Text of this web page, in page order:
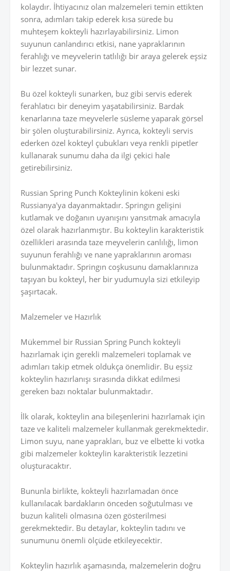
kolaydır. İhtiyacınız olan malzemeleri temin ettikten
sonra, adımları takip ederek kısa sürede bu
muhteşem kokteyli hazırlayabilirsiniz. Limon
suyunun canlandırıcı etkisi, nane yapraklarının
ferahlığı ve meyvelerin tatlılığı bir araya gelerek eşsiz
bir lezzet sunar.
Bu özel kokteyli sunarken, buz gibi servis ederek
ferahlatıcı bir deneyim yaşatabilirsiniz. Bardak
kenarlarına taze meyvelerle süsleme yaparak görsel
bir şölen oluşturabilirsiniz. Ayrıca, kokteyli servis
ederken özel kokteyl çubukları veya renkli pipetler
kullanarak sunumu daha da ilgi çekici hale
getirebilirsiniz.
Russian Spring Punch Kokteylinin kökeni eski
Russianya'ya dayanmaktadır. Springın gelişini
kutlamak ve doğanın uyanışını yansıtmak amacıyla
özel olarak hazırlanmıştır. Bu kokteylin karakteristik
özellikleri arasında taze meyvelerin canlılığı, limon
suyunun ferahlığı ve nane yapraklarının aroması
bulunmaktadır. Springın coşkusunu damaklarınıza
taşıyan bu kokteyl, her bir yudumuyla sizi etkileyip
şaşırtacak.
Malzemeler ve Hazırlık
Mükemmel bir Russian Spring Punch kokteyli
hazırlamak için gerekli malzemeleri toplamak ve
adımları takip etmek oldukça önemlidir. Bu eşsiz
kokteylin hazırlanışı sırasında dikkat edilmesi
gereken bazı noktalar bulunmaktadır.
İlk olarak, kokteylin ana bileşenlerini hazırlamak için
taze ve kaliteli malzemeler kullanmak gerekmektedir.
Limon suyu, nane yaprakları, buz ve elbette ki votka
gibi malzemeler kokteylin karakteristik lezzetini
oluşturacaktır.
Bununla birlikte, kokteyli hazırlamadan önce
kullanılacak bardakların önceden soğutulması ve
buzun kaliteli olmasına özen gösterilmesi
gerekmektedir. Bu detaylar, kokteylin tadını ve
sunumunu önemli ölçüde etkileyecektir.
Kokteylin hazırlık aşamasında, malzemelerin doğru